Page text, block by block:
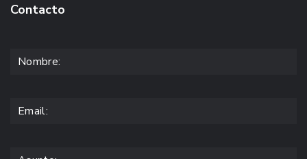
Contacto